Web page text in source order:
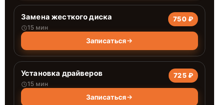
Замена жесткого диска
15 мин
750 ₽
Записаться
Установка драйверов
15 мин
725 ₽
Записаться